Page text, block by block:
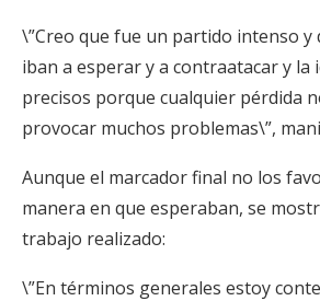
\”Creo que fue un partido intenso y
iban a esperar y a contraatacar y la
precisos porque cualquier pérdida
provocar muchos problemas\”,
Aunque el marcador final no los
manera en que esperaban, se
trabajo realizado:
\”En términos generales estoy